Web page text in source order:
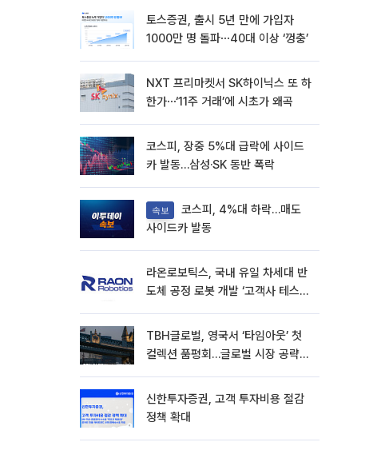
토스증권, 출시 5년 만에 가입자
1000만 명 돌파⋯40대 이상 ‘껑충’
NXT 프리마켓서 SK하이닉스 또 하
한가⋯‘11주 거래’에 시초가 왜곡
코스피, 장중 5%대 급락에 사이드
카 발동…삼성·SK 동반 폭락
속보
사이드카 발동
라온로보틱스, 국내 유일 차세대 반
도체 공정 로봇 개발 ‘고객사 테스트
TBH글로벌, 영국서 ‘타임아웃’ 첫
컬렉션 품평회…글로벌 시장 공략
신한투자증권, 고객 투자비용 절감
정책 확대